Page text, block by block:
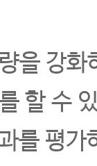
을 강
할 수
를 평가